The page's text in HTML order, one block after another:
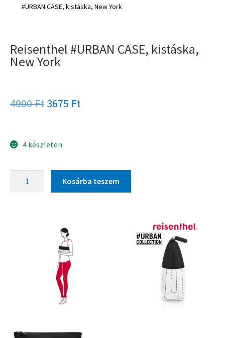
#URBAN CASE, kistáska, New York
Reisenthel #URBAN CASE, kistáska,
New York
4900Ft 3675 Ft
4 készleten
Kosárba teszem